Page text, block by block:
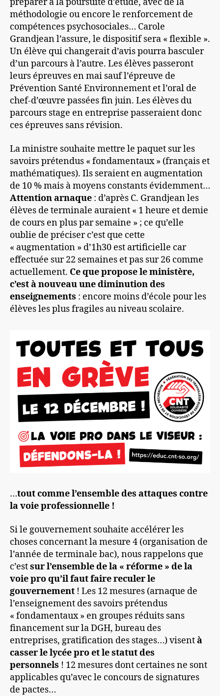
préparer à la poursuite d’étude, avec de la
méthodologie ou encore le renforcement de
compétences psychosociales… Carole
Grandjean l’assure, le dispositif sera « flexible ».
Un élève qui changerait d’avis pourra basculer
d’un parcours à l’autre. Les élèves passeront
leurs épreuves en mai sauf l’épreuve de
Prévention Santé Environnement et l’oral de
chef-d’œuvre passées fin juin. Les élèves du
parcours stage en entreprise passeraient donc
ces épreuves sans révision.
La ministre souhaite mettre le paquet sur les
savoirs prétendus « fondamentaux » (français et
mathématiques). Ils seraient en augmentation
de 10 % mais à moyens constants évidemment…
Attention arnaque : d’après C. Grandjean les
élèves de terminale auraient « 1 heure et demie
de cours en plus par semaine » ; ce qu’elle
oublie de préciser c’est que cette
« augmentation » d’1h30 est artificielle car
effectuée sur 22 semaines et pas sur 26 comme
actuellement. Ce que propose le ministère,
c’est à nouveau une diminution des
enseignements : encore moins d’école pour les
élèves les plus fragiles au niveau scolaire.
…tout comme l’ensemble des attaques contre
la voie professionnelle !
Si le gouvernement souhaite accélérer les
choses concernant la mesure 4 (organisation de
l’année de terminale bac), nous rappelons que
c’estsur l’ensemble de la « réforme » de la
voie pro qu’il faut faire reculer le
gouvernement ! Les 12 mesures (arnaque de
l’enseignement des savoirs prétendus
« fondamentaux » en groupes réduits sans
financement sur la DGH, bureau des
entreprises, gratification des stages…) visentà
casser le lycée pro et le statut des
personnels ! 12 mesures dont certaines ne sont
applicables qu’avec le concours de signatures
de pactes…